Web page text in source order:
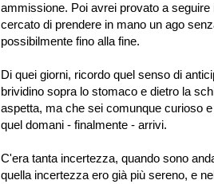
ammissione. Poi avrei provato a
cercato di prendere in mano un ago
possibilmente fino alla fine.
Di quei giorni, ricordo quel senso di
brividino sopra lo stomaco e dietro la
aspetta, ma che sei comunque curioso
quel domani - finalmente - arrivi.
C'era tanta incertezza, quando sono
quella incertezza ero già più sereno, e